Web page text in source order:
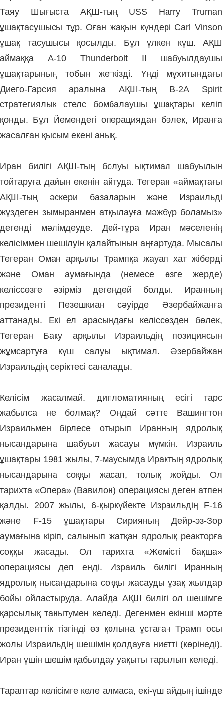
Таяу Шығыста АҚШ-тың USS Harry Truman
ұшақтасушысы тұр. Оған жақын күндері Carl Vinson
ұшақ тасушысы қосылды. Бұл үлкен күш. АҚШ
аймаққа A-10 Thunderbolt II шабуылдаушы
ұшақтарының тобын жеткізді. Үнді мұхитындағы
Диего-Гарсия аралына АҚШ-тың B-2A Spirit
стратегиялық стелс бомбалаушы ұшақтары келіп
қонды. Бұл Йемендегі операциядан бөлек, Иранға
жасалған қысым екені анық.
Иран билігі АҚШ-тың болуы ықтимал шабуылын
тойтаруға дайын екенін айтуда. Тегеран «аймақтағы
АҚШ-тың әскери базаларын және Израильді
жүздеген зымыранмен атқылауға мәжбүр боламыз»
дегенді мәлімдеуде. Дей-тұра Иран мәселенің
келісіммен шешілуін қалайтынын аңғартуда. Мысалы
Тегеран Оман арқылы Трампқа жауап хат жіберді
және Оман аумағында (немесе өзге жерде)
келіссөзге әзірміз дегендей болды. Иранның
президенті Пезешкиан сәуірде Әзербайжанға
аттанады. Екі ел арасындағы келіссөзден бөлек,
Тегеран Баку арқылы Израильдің позициясын
жұмсартуға күш салуы ықтимал. Әзербайжан
Израильдің серіктесі саналады.
Келісім жасалмай, дипломатияның есігі тарс
жабылса не болмақ? Ондай сәтте Вашингтон
Израильмен бірлесе отырып Иранның ядролық
нысандарына шабуыл жасауы мүмкін. Израиль
ұшақтары 1981 жылы, 7-маусымда Ирактың ядролық
нысандарына соққы жасап, толық жойды. Ол
тарихта «Опера» (Вавилон) операциясы деген атпен
қалды. 2007 жылы, 6-қыркүйекте Израильдің F-16
және F-15 ұшақтары Сирияның Дейр-эз-Зор
аумағына кіріп, салынып жатқан ядролық реакторға
соққы жасады. Ол тарихта«Жемісті бақша»
операциясыдеп енді. Израиль билігі Иранның
ядролық нысандарына соққы жасауды ұзақ жылдар
бойы ойластыруда. Алайда АҚШ билігі ол шешімге
қарсылық танытумен келеді. Дегенмен екінші мәрте
президенттік тізгінді өз қолына ұстаған Трамп осы
жолы Израильдің шешімін қолдауға ниетті (көрінеді).
Иран үшін шешім қабылдау уақыты тарылып келеді.
Тараптар келісімге келе алмаса, екі-үш айдың ішінде